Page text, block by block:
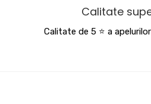
Calitate
Calitate de 5 ⭐️ a